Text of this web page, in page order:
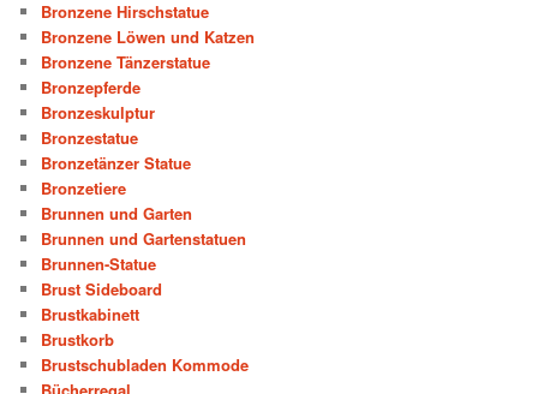
Bronzene Hirschstatue
Bronzene Löwen und Katzen
Bronzene Tänzerstatue
Bronzepferde
Bronzeskulptur
Bronzestatue
Bronzetänzer Statue
Bronzetiere
Brunnen und Garten
Brunnen und Gartenstatuen
Brunnen-Statue
Brust Sideboard
Brustkabinett
Brustkorb
Brustschubladen Kommode